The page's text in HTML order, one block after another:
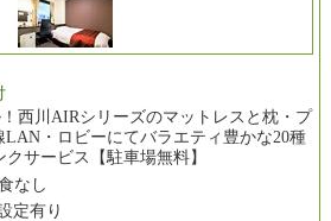
西川AIRシリーズのマットレスと枕・プ
・ロビーにてバラエティ豊かな20種
サービス【駐車場無料】
なし
定有り